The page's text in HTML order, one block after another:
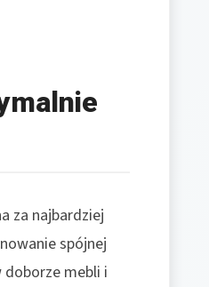
za najbardziej
spójnej
doborze mebli i